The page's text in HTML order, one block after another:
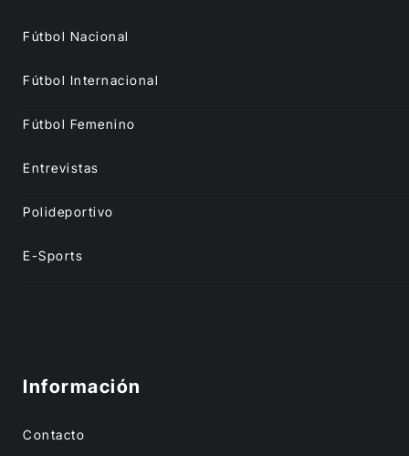
Fútbol Nacional
Fútbol Internacional
Fútbol Femenino
Entrevistas
Polideportivo
E-Sports
Información
Contacto